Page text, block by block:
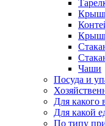
Чаши
Посуда и
Для какого
Для какой
По типу